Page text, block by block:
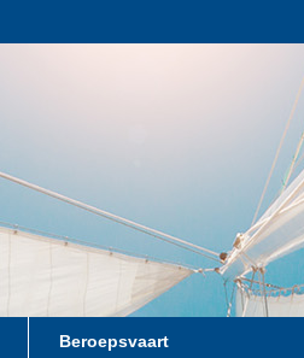
Beroepsvaart